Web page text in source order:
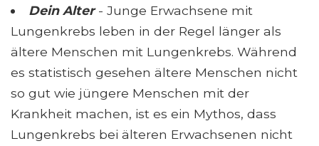
Dein Alter- Junge Erwachsene mit
Lungenkrebs leben in der Regel länger als
ältere Menschen mit Lungenkrebs. Während
es statistisch gesehen ältere Menschen nicht
so gut wie jüngere Menschen mit der
Krankheit machen, ist es ein Mythos, dass
Lungenkrebs bei älteren Erwachsenen nicht